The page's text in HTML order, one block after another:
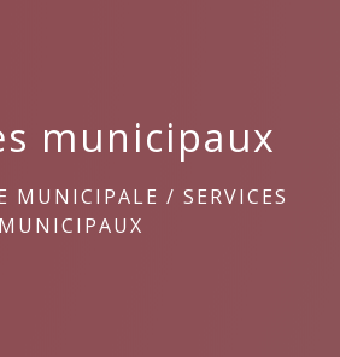
municipaux
MUNICIPALE / SERVICES
MUNICIPAUX